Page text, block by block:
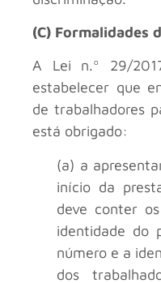
(C) Formalidades
A Lei n.º 29/
estabelecer que
de trabalhadores
está obrigado:
(a) a
início da
deve conter
identidade do
número e a
dos